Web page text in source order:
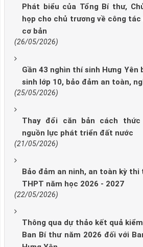
Phát biểu của Tổng Bí thư,
họp cho chủ trương về công
cơ bản
(26/05/2026)
Gần 43 nghìn thí sinh Hưng Yên
sinh lớp 10, bảo đảm an toàn,
(25/05/2026)
Thay đổi căn bản cách
nguồn lực phát triển đất nước
(21/05/2026)
Bảo đảm an ninh, an toàn kỳ thi
THPT năm học 2026 - 2027
(22/05/2026)
Thông qua dự thảo kết quả
Ban Bí thư năm 2026 đối với